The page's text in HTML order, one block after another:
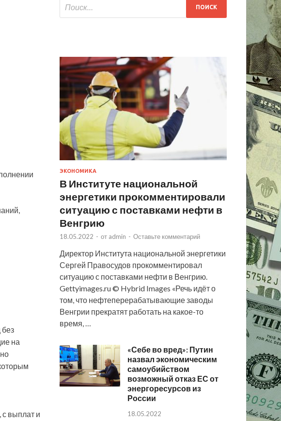
на
выплат и
ЭКОНОМИКА
В Институте национальной
энергетики прокомментировали
ситуацию с поставками нефти в
Венгрию
18.05.2022 - от admin - Оставьте комментарий
Директор Института национальной энергетики
Сергей Правосудов прокомментировал
ситуацию с поставками нефти в Венгрию.
Gettyimages.ru © Hybrid Images «Речь идёт о
том, что нефтеперерабатывающие заводы
Венгрии прекратят работать на какое-то
время, …
«Себе во вред»: Путин
назвал экономическим
самоубийством
возможный отказ ЕС от
энергоресурсов из
России
18.05.2022